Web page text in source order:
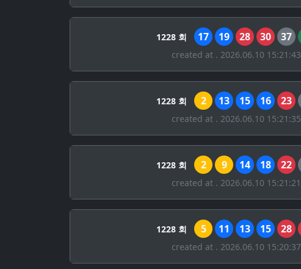
1228 회 17 19 28 30 37
created at . 2026.06.10 15:21:43
1228 회 2 13 15 16 23
created at . 2026.06.10 15:21:35
1228 회 2 9 14 18 22
created at . 2026.06.10 15:21:21
1228 회 5 11 13 15 28
created at . 2026.06.10 15:20:37